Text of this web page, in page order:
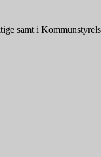
samt i